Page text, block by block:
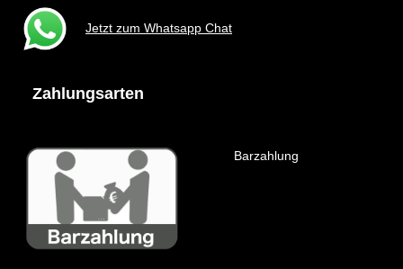
Jetzt zum Whatsapp Chat
Zahlungsarten
Barzahlung